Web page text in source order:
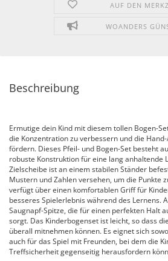
AUF DEN
WOANDERS
Beschreibung
Ermutige dein Kind mit diesem tollen Bogen-
die Konzentration zu verbessern und die
fördern. Dieses Pfeil- und Bogen-Set besteht
robuste Konstruktion für eine lang anhaltende
Zielscheibe ist an einem stabilen Ständer
Mustern und Zahlen versehen, um die Punkte
verfügt über einen komfortablen Griff für
besseres Spielerlebnis während des Lernens.
Saugnapf-Spitze, die für einen perfekten Halt
sorgt. Das Kinderbogenset ist leicht, so dass
überall mitnehmen können. Es eignet sich
auch für das Spiel mit Freunden, bei dem die
Treffsicherheit gegenseitig herausfordern